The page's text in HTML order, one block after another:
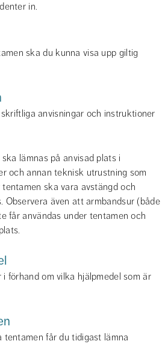
in.
ska du kunna visa upp giltig
anvisningar och instruktioner
lämnas på anvisad plats i
och annan teknisk utrustning som
ska vara avstängd och
Observera även att armbandsur (både
får användas under tentamen och
förhand om vilka hjälpmedel som är
får du tidigast lämna